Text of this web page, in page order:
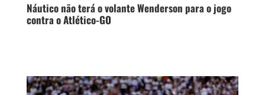
Náutico não terá o volante Wenderson para o jogo
contra o Atlético-GO